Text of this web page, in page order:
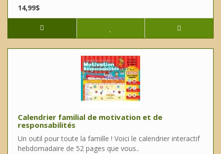
14,99$
Calendrier familial de motivation et de
responsabilités
Un outil pour toute la famille ! Voici le calendrier interactif
hebdomadaire de 52 pages que vous..